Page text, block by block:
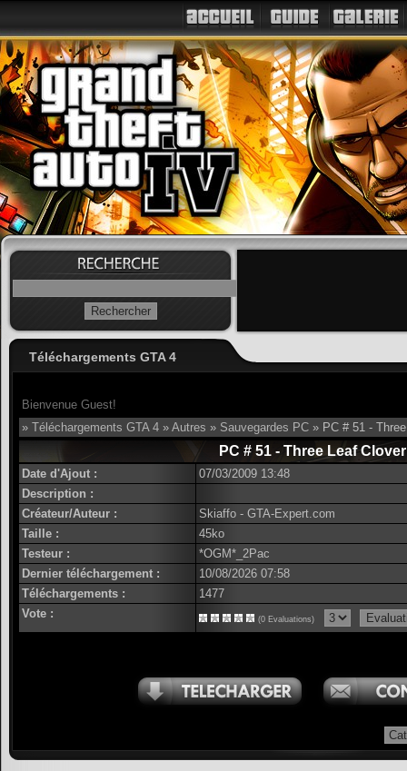
Téléchargements GTA 4
Bienvenue Guest!
» Téléchargements GTA 4 » Autres » Sauvegardes PC » PC # 51 -
PC # 51 - Three Leaf Clover
Date d'Ajout :
07/03/2009 13:48
Description :
Créateur/Auteur :
Skiaffo - GTA-Expert.com
Taille :
45ko
Testeur :
*OGM*_2Pac
Dernier téléchargement :
10/08/2026 07:58
Téléchargements :
1477
Vote :
(0 Evaluations)